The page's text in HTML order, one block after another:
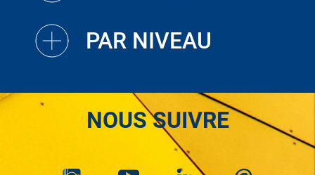
PAR NIVEAU
NOUS SUIVRE